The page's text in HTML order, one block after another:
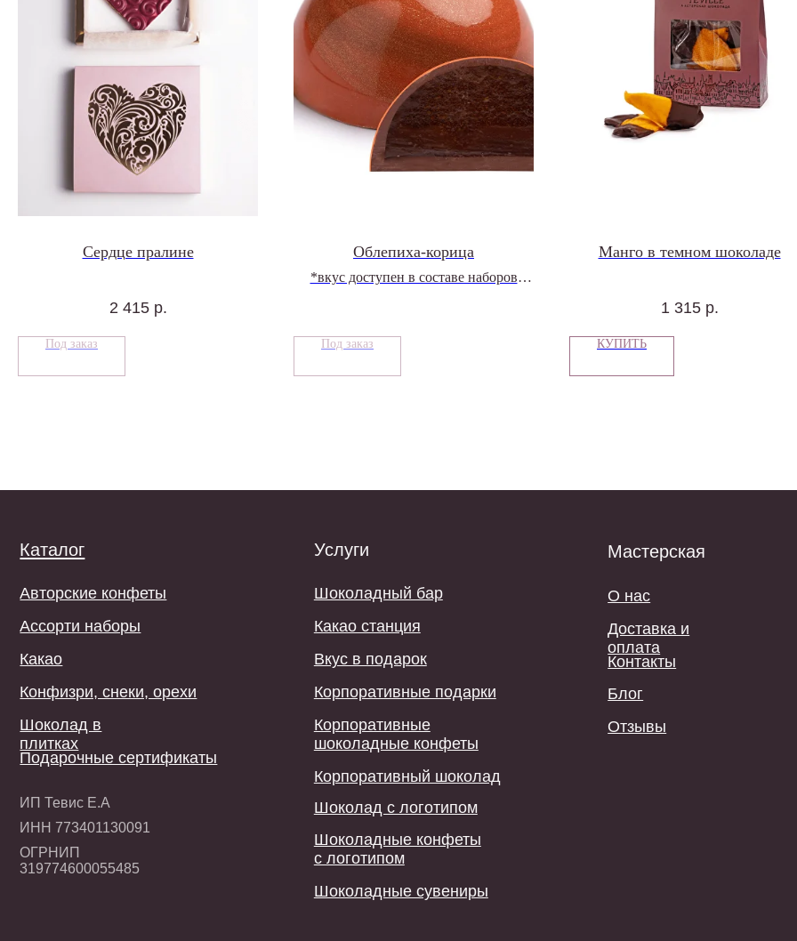
Сердце пралине
2 415 р.
Под заказ
Облепиха-корица
*вкус доступен в составе наборов
Под заказ
Манго в темном шоколаде
1 315 р.
КУПИТЬ
Каталог
Подарочные сертификаты
плитках
Услуги
Шоколадные сувениры
Шоколадные конфеты
с логотипом
шоколадные конфеты
Мастерская
ИП Тевис Е.А
ИНН 773401130091
319774600055485
©2019-2026 Мастерская шоколада Тевиль. Все права защищены.
Договор-оферта